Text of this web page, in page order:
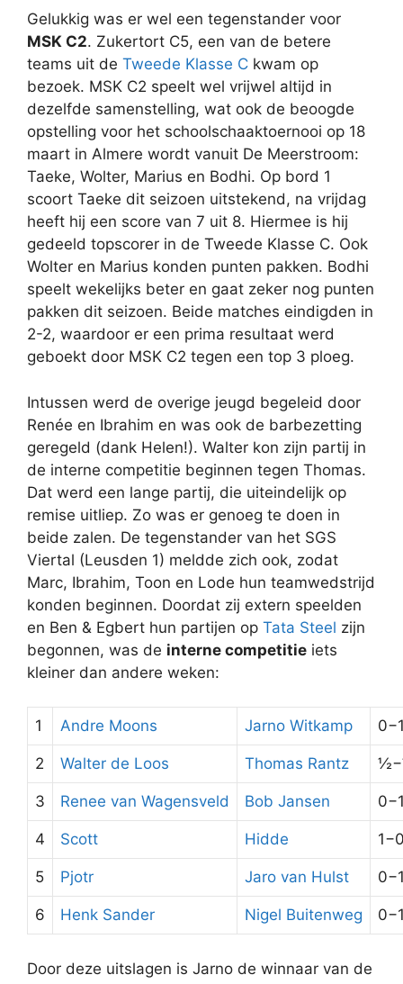
Gelukkig was er wel een tegenstander voor
MSK C2. Zukertort C5, een van de betere
teams uit de Tweede Klasse C kwam op
bezoek. MSK C2 speelt wel vrijwel altijd in
dezelfde samenstelling, wat ook de beoogde
opstelling voor het schoolschaaktoernooi op 18
maart in Almere wordt vanuit De Meerstroom:
Taeke, Wolter, Marius en Bodhi. Op bord 1
scoort Taeke dit seizoen uitstekend, na vrijdag
heeft hij een score van 7 uit 8. Hiermee is hij
gedeeld topscorer in de Tweede Klasse C. Ook
Wolter en Marius konden punten pakken. Bodhi
speelt wekelijks beter en gaat zeker nog punten
pakken dit seizoen. Beide matches eindigden in
2-2, waardoor er een prima resultaat werd
geboekt door MSK C2 tegen een top 3 ploeg.
Intussen werd de overige jeugd begeleid door
Renée en Ibrahim en was ook de barbezetting
geregeld (dank Helen!). Walter kon zijn partij in
de interne competitie beginnen tegen Thomas.
Dat werd een lange partij, die uiteindelijk op
remise uitliep. Zo was er genoeg te doen in
beide zalen. De tegenstander van het SGS
Viertal (Leusden 1) meldde zich ook, zodat
Marc, Ibrahim, Toon en Lode hun teamwedstrijd
konden beginnen. Doordat zij extern speelden
en Ben & Egbert hun partijen op Tata Steel zijn
begonnen, was de interne competitie iets
kleiner dan andere weken:
1 Andre Moons Jarno Witkamp
2 Walter de Loos Thomas Rantz
3 Renee van Wagensveld Bob Jansen
4 Scott Hidde
5 Pjotr Jaro van Hulst
6 Henk Sander Nigel Buitenweg
Door deze uitslagen is Jarno de winnaar van de